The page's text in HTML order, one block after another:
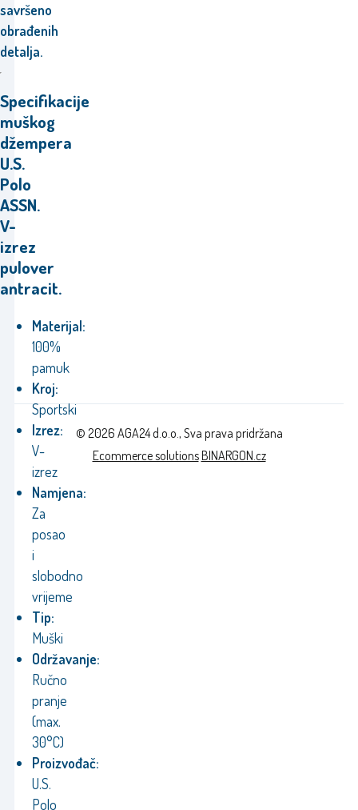
savršeno
obrađenih
detalja.
Specifikacije
muškog
džempera
U.S.
Polo
ASSN.
V-
izrez
pulover
antracit.
Materijal:
100%
pamuk
Kroj:
Sportski
Izrez:
V-
izrez
Namjena:
Za
posao
i
slobodno
vrijeme
Tip:
Muški
Održavanje:
Ručno
pranje
(max.
30°C)
Proizvođač:
U.S.
Polo
© 2026 AGA24 d.o.o., Sva prava pridržana
Ecommerce solutionsBINARGON.cz